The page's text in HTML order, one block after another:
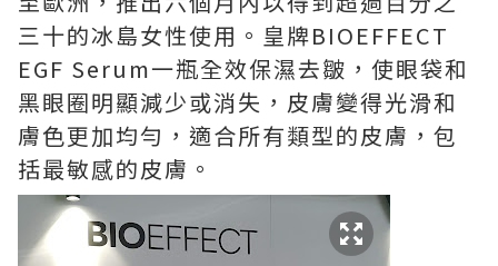
三十的冰島女性使用。皇牌BIOEFFECT
EGF Serum一瓶全效保濕去皺，使眼袋和
黑眼圈明顯減少或消失，皮膚變得光滑和
膚色更加均勻，適合所有類型的皮膚，包
括最敏感的皮膚。